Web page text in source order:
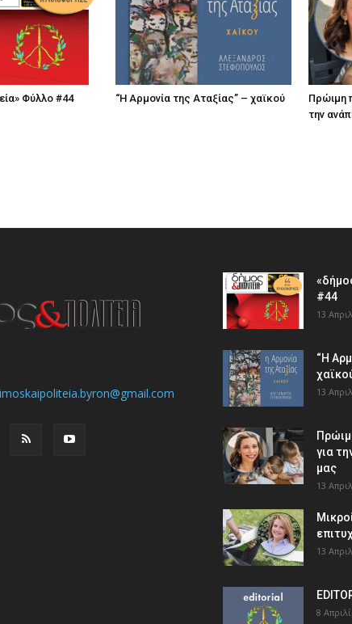
Φύλλο #44 “Η Αρμονία της Αταξίας” – χαϊκού
Πρώιμη
την
#44
13
“Η
13
για
µας
13
13
8